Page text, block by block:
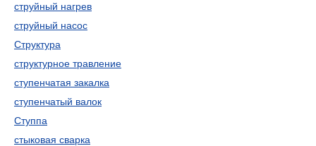
струйный нагрев
струйный насос
Структура
структурное травление
ступенчатая закалка
ступенчатый валок
Ступпа
стыковая сварка